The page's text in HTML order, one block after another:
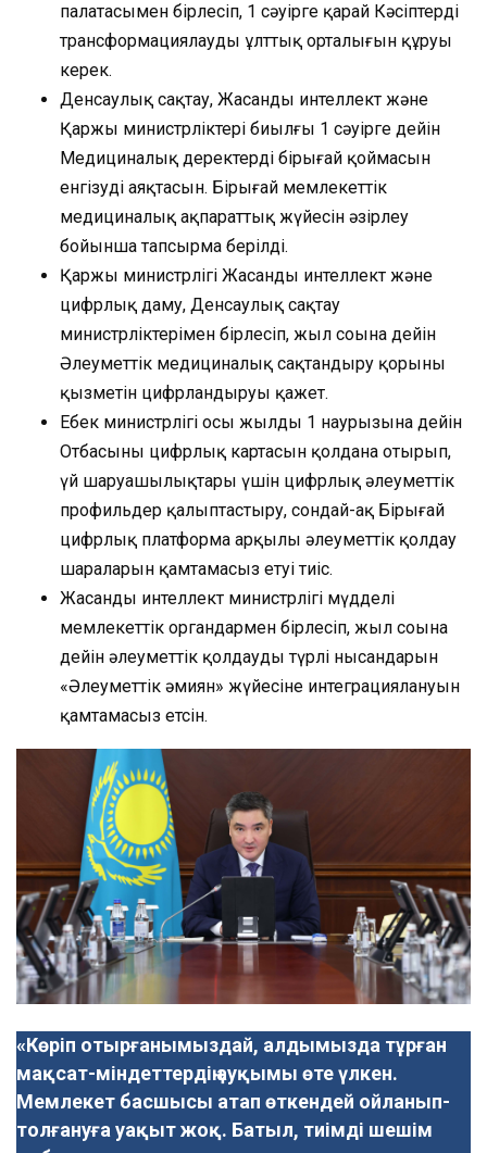
палатасымен бірлесіп, 1 сәуірге қарай Кәсіптерді
трансформациялаудың ұлттық орталығын құруы
керек.
Денсаулық сақтау, Жасанды интеллект және
Қаржы министрліктері биылғы 1 сәуірге дейін
Медициналық деректердің бірыңғай қоймасын
енгізуді аяқтасын. Бірыңғай мемлекеттік
медициналық ақпараттық жүйесін әзірлеу
бойынша тапсырма берілді.
Қаржы министрлігі Жасанды интеллект және
цифрлық даму, Денсаулық сақтау
министрліктерімен бірлесіп, жыл соңына дейін
Әлеуметтік медициналық сақтандыру қорының
қызметін цифрландыруы қажет.
Еңбек министрлігі осы жылдың 1 наурызына дейін
Отбасының цифрлық картасын қолдана отырып,
үй шаруашылықтары үшін цифрлық әлеуметтік
профильдер қалыптастыру, сондай-ақ Бірыңғай
цифрлық платформа арқылы әлеуметтік қолдау
шараларын қамтамасыз етуі тиіс.
Жасанды интеллект министрлігі мүдделі
мемлекеттік органдармен бірлесіп, жыл соңына
дейін әлеуметтік қолдаудың түрлі нысандарын
«Әлеуметтік әмиян» жүйесіне интеграциялануын
қамтамасыз етсін.
«Көріп отырғанымыздай, алдымызда тұрған
мақсат-міндеттердің ауқымы өте үлкен.
Мемлекет басшысы атап өткендей ойланып-
толғануға уақыт жоқ. Батыл, тиімді шешім